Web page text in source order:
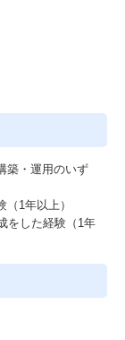
築・運用のいず
1年以上）
をした経験（1年